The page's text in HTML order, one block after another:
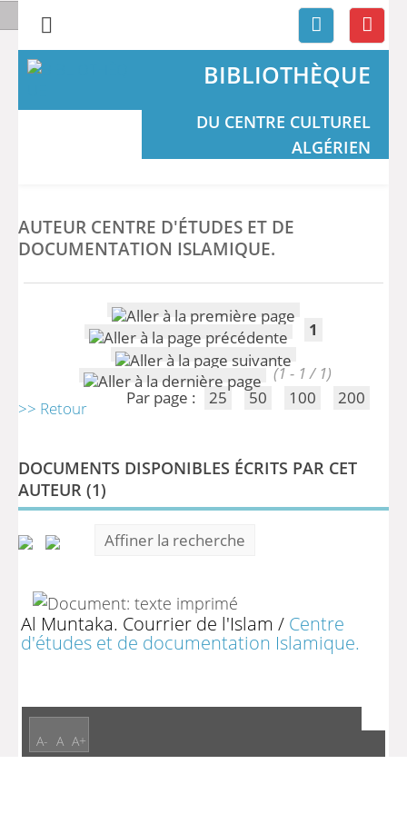
BIBLIOTHÈQUE
DU CENTRE CULTUREL
ALGÉRIEN
AUTEUR CENTRE D'ÉTUDES ET DE
DOCUMENTATION ISLAMIQUE.
1
(1 - 1 / 1)
Par page :
25 50 100 200
>> Retour
DOCUMENTS DISPONIBLES ÉCRITS PAR CET
AUTEUR (1)
Affiner la recherche
Al Muntaka. Courrier de l'Islam / Centre
d'études et de documentation Islamique.
A- A A+